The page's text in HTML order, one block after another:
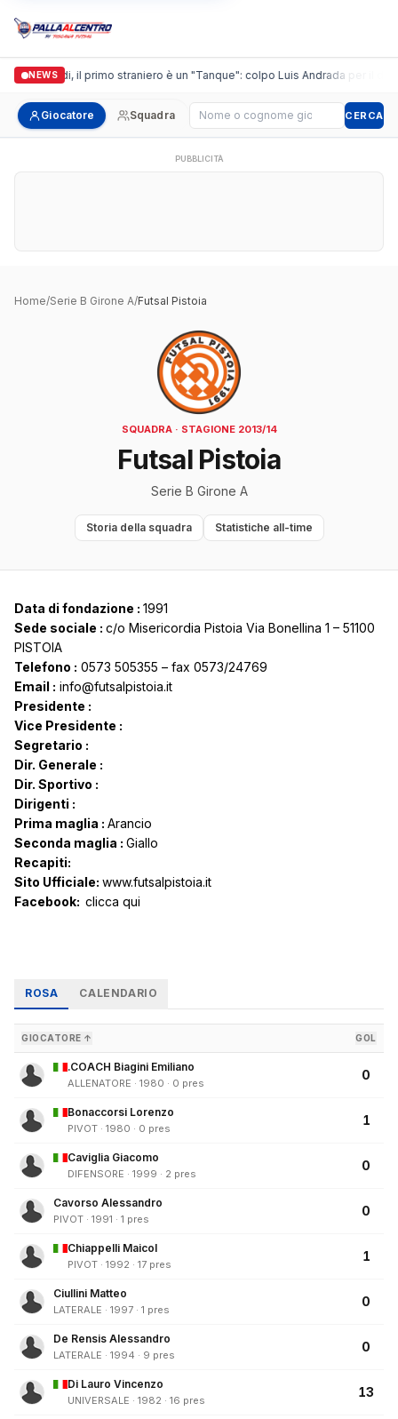
NEWS
Casalguidi, il primo straniero è un "Tanque": colpo Luis Andrada per il
Giocatore Squadra Cerca giocatore CERCA
PUBBLICITÀ
Home/Serie B Girone A/Futsal Pistoia
SQUADRA · STAGIONE 2013/14
Futsal Pistoia
Serie B Girone A
Storia della squadra Statistiche all-time
Data di fondazione : 1991
Sede sociale : c/o Misericordia Pistoia Via Bonellina 1 – 51100
PISTOIA
Telefono : 0573 505355 – fax 0573/24769
Email : info@futsalpistoia.it
Presidente :
Vice Presidente :
Segretario :
Dir. Generale :
Dir. Sportivo :
Dirigenti :
Prima maglia : Arancio
Seconda maglia : Giallo
Recapiti:
Sito Ufficiale: www.futsalpistoia.it
Facebook: clicca qui
ROSA CALENDARIO
GIOCATORE ↑ GOL
.COACH Biagini Emiliano
ALLENATORE · 1980 · 0 pres
0
Bonaccorsi Lorenzo
PIVOT · 1980 · 0 pres
1
Caviglia Giacomo
DIFENSORE · 1999 · 2 pres
0
Cavorso Alessandro
PIVOT · 1991 · 1 pres
0
Chiappelli Maicol
PIVOT · 1992 · 17 pres
1
Ciullini Matteo
LATERALE · 1997 · 1 pres
0
De Rensis Alessandro
LATERALE · 1994 · 9 pres
0
Di Lauro Vincenzo
UNIVERSALE · 1982 · 16 pres
13